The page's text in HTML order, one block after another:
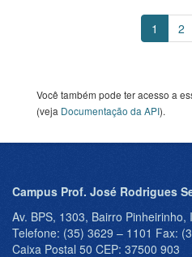
1 2
Você também pode ter acesso a
(veja Documentação da API).
Campus Prof. José Rodrigues
Av. BPS, 1303, Bairro Pinheirinho,
Telefone: (35) 3629 – 1101 Fax:
Caixa Postal 50 CEP: 37500 903